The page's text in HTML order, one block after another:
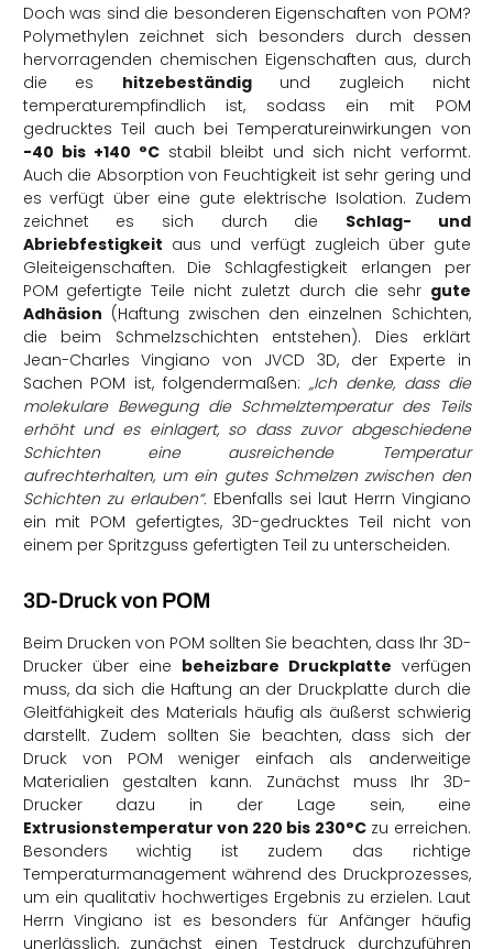
Doch was sind die besonderen Eigenschaften von POM?
Polymethylen zeichnet sich besonders durch dessen
hervorragenden chemischen Eigenschaften aus, durch
die es hitzebeständigund zugleich nicht
temperaturempfindlich ist, sodass ein mit POM
gedrucktes Teil auch bei Temperatureinwirkungen von
-40 bis +140 °Cstabil bleibt und sich nicht verformt.
Auch die Absorption von Feuchtigkeit ist sehr gering und
es verfügt über eine gute elektrische Isolation. Zudem
zeichnet es sich durch die Schlag- und
Abriebfestigkeit aus und verfügt zugleich über gute
Gleiteigenschaften. Die Schlagfestigkeit erlangen per
POM gefertigte Teile nicht zuletzt durch die sehr gute
Adhäsion (Haftung zwischen den einzelnen Schichten,
die beim Schmelzschichten entstehen). Dies erklärt
Jean-Charles Vingiano von JVCD 3D, der Experte in
Sachen POM ist, folgendermaßen: „Ich denke, dass die
molekulare Bewegung die Schmelztemperatur des Teils
erhöht und es einlagert, so dass zuvor abgeschiedene
Schichten eine ausreichende Temperatur
aufrechterhalten, um ein gutes Schmelzen zwischen den
Schichten zu erlauben“. Ebenfalls sei laut Herrn Vingiano
ein mit POM gefertigtes, 3D-gedrucktes Teil nicht von
einem per Spritzguss gefertigten Teil zu unterscheiden.
3D-Druck von POM
Beim Drucken von POM sollten Sie beachten, dass Ihr 3D-
Drucker über eine beheizbare Druckplatte verfügen
muss, da sich die Haftung an der Druckplatte durch die
Gleitfähigkeit des Materials häufig als äußerst schwierig
darstellt. Zudem sollten Sie beachten, dass sich der
Druck von POM weniger einfach als anderweitige
Materialien gestalten kann. Zunächst muss Ihr 3D-
Drucker dazu in der Lage sein, eine
Extrusionstemperatur von 220 bis 230°Czu erreichen.
Besonders wichtig ist zudem das richtige
Temperaturmanagement während des Druckprozesses,
um ein qualitativ hochwertiges Ergebnis zu erzielen. Laut
Herrn Vingiano ist es besonders für Anfänger häufig
unerlässlich, zunächst einen Testdruck durchzuführen